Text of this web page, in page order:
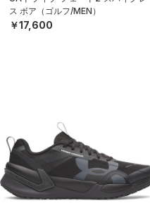
ス ボア（ゴルフ/MEN）
￥17,600